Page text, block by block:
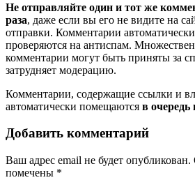
Не отправляйте один и тот же
раза, даже если вы его не видите на
отправки. Комментарии
проверяются на антиспам.
комментарии могут быть приняты за
затрудняет модерацию.
Комментарии, содержащие ссылки и
автоматически помещаются в
Добавить комментарий
Ваш адрес email не будет опубликован.
помечены *